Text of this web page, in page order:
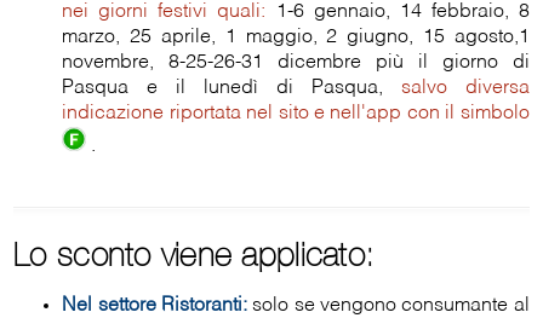
nei giorni festivi quali: 1-6 gennaio, 14 febbraio, 8
marzo, 25 aprile, 1 maggio, 2 giugno, 15 agosto,1
novembre, 8-25-26-31 dicembre più il giorno di
Pasqua e il lunedì di Pasqua, salvo diversa
indicazione riportata nel sito e nell'app con il simbolo
.
Lo sconto viene applicato:
Nel settore Ristoranti:solo se vengono consumante al